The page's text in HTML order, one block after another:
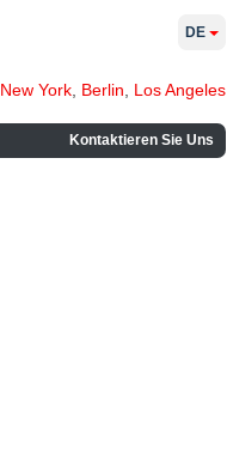
New York Berlin Los Angeles
Kontaktieren Sie Uns
DE